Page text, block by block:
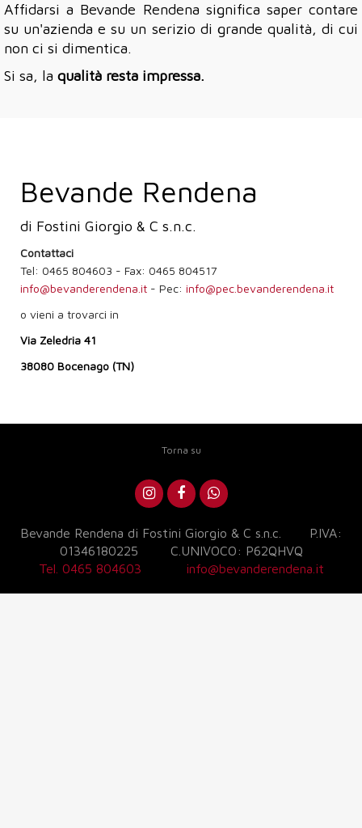
Affidarsi a Bevande Rendena significa saper contare
su un'azienda e su un serizio di grande qualità, di cui
non ci si dimentica.
Si sa, la qualità resta impressa.
Bevande Rendena
di Fostini Giorgio & C s.n.c.
Contattaci
Tel: 0465 804603 - Fax: 0465 804517
info@bevanderendena.it - Pec: info@pec.bevanderendena.it
o vieni a trovarci in
Via Zeledria 41
38080 Bocenago (TN)
Torna su
Bevande Rendena di Fostini Giorgio & C s.n.c. P.IVA:
01346180225 C.UNIVOCO: P62QHVQ
Tel. 0465 804603
info@bevanderendena.it